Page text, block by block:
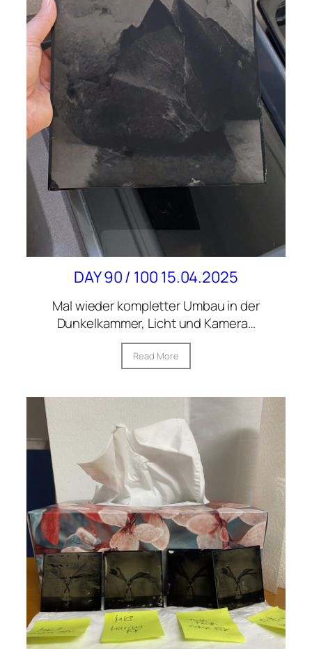
DAY 90 / 100 15.04.2025
Mal wieder kompletter Umbau in der
Dunkelkammer, Licht und Kamera…
Read More